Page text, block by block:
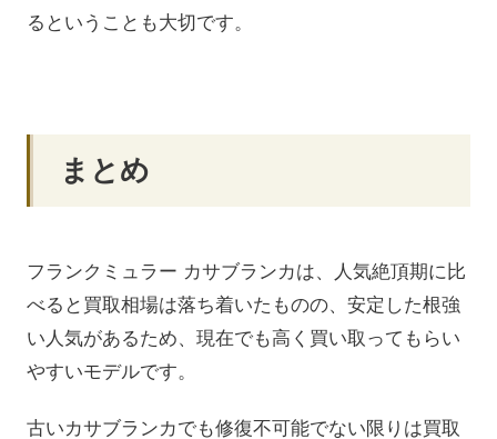
るということも大切です。
まとめ
フランクミュラー カサブランカは、人気絶頂期に比
べると買取相場は落ち着いたものの、安定した根強
い人気があるため、現在でも高く買い取ってもらい
やすいモデルです。
古いカサブランカでも修復不可能でない限りは買取